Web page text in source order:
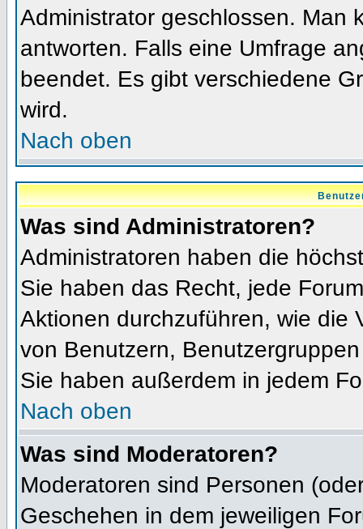
Administrator geschlossen. Man
antworten. Falls eine Umfrage
beendet. Es gibt verschiedene
wird.
Nach oben
Was sind Administratoren?
Administratoren haben die
Sie haben das Recht, jede
Aktionen durchzuführen, wie die
von Benutzern,
Sie haben außerdem in jedem
Nach oben
Was sind Moderatoren?
Moderatoren sind Personen
Geschehen in dem jeweiligen